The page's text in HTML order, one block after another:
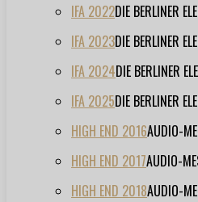
IFA 2022DIE BERLINER
IFA 2023DIE BERLINER
IFA 2024DIE BERLINER
IFA 2025DIE BERLINER
HIGH END 2016AUDIO-
HIGH END 2017AUDIO-
HIGH END 2018AUDIO-